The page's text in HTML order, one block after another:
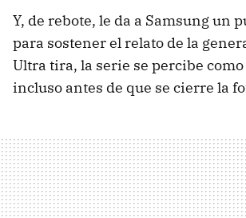
Y, de rebote, le da a Samsung un
para sostener el relato de la
Ultra tira, la serie se percibe
incluso antes de que se cierre la